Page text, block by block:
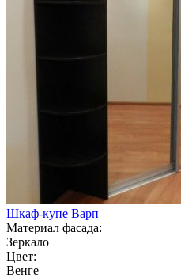
Шкаф-купе Варп
Материал фасада:
Зеркало
Цвет:
Венге